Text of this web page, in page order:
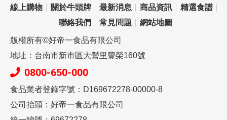
線上購物 關於牛頭牌 最新消息 商品資訊
精選食譜
聯絡我們
常見問題 網站地圖
版權所有©好帝一食品有限公司
地址：台南市新市區大營里豐榮160號
0800-650-000
食品業者登錄字號：D169672278-00000-8
公司抬頭：好帝一食品有限公司